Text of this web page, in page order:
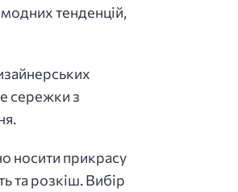
тенденцій,
сережки з
носити прикрасу
та розкіш. Вибір